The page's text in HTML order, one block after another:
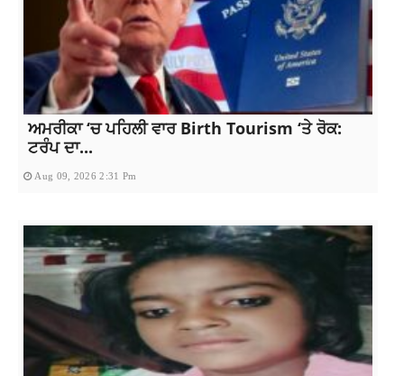
ਅਮਰੀਕਾ ‘ਚ ਪਹਿਲੀ ਵਾਰ Birth Tourism ‘ਤੇ ਰੋਕ:
ਟਰੰਪ ਦਾ...
Aug 09, 2026 2:31 Pm